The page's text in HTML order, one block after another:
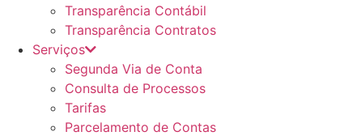
Transparência Contábil
Transparência Contratos
Serviços
Segunda Via de Conta
Consulta de Processos
Tarifas
Parcelamento de Contas